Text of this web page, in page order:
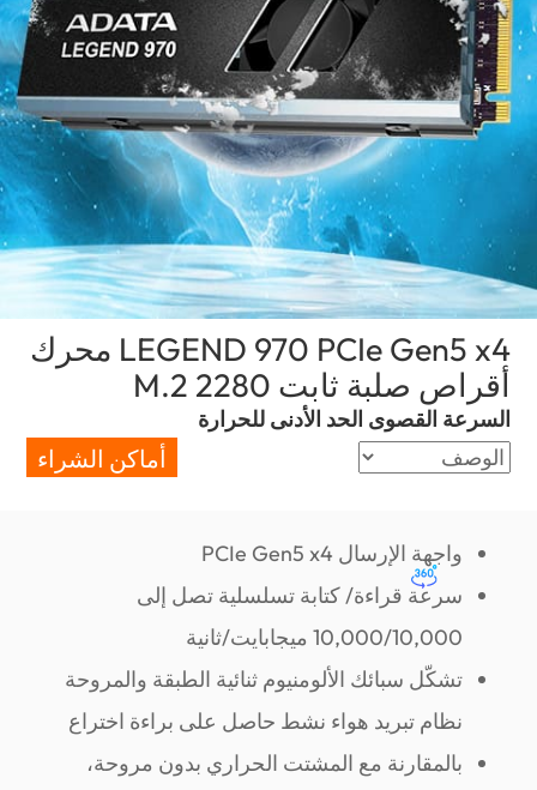
LEGEND 970 PCIe Gen5 x4 محرك
أقراص صلبة ثابت M.2 2280
السرعة القصوى الحد الأدنى للحرارة
أماكن الشراء
واجهة الإرسال PCIe Gen5 x4
سرعة قراءة/ كتابة تسلسلية تصل إلى
10,000/10,000 ميجابايت/ثانية
تشكّل سبائك الألومنيوم ثنائية الطبقة والمروحة
نظام تبريد هواء نشط حاصل على براءة اختراع
بالمقارنة مع المشتت الحراري بدون مروحة،